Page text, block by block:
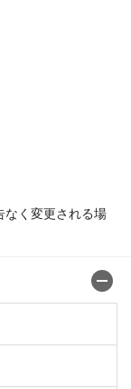
く変更される場